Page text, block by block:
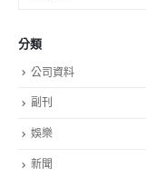
分類
公司資料
副刊
娛樂
新聞